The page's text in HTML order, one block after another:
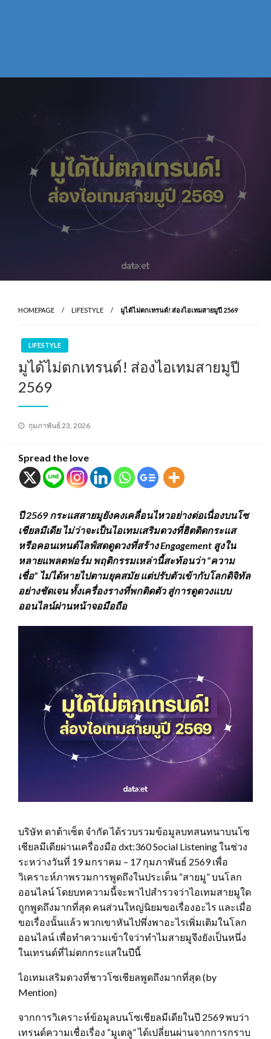
HOMEPAGE LIFESTYLE มูได้ไม่ตกเทรนด์! ส่องไอเทมสายมูปี 2569
LIFESTYLE
มูได้ไม่ตกเทรนด์! ส่องไอเทมสายมูปี
2569
Posted
กุมภาพันธ์ 23, 2026
Spread the love
ปี2569กระแสสายมูยังคงเคลื่อนไหวอย่างต่อเนื่องบนโซ
เชียลมีเดีย ไม่ว่าจะเป็นไอเทมเสริมดวงที่ฮิตติดกระแส
หรือคอนเทนต์ไลฟ์สดดูดวงที่สร้างEngagement สูงใน
หลายแพลตฟอร์ม พฤติกรรมเหล่านี้สะท้อนว่า“ความ
เชื่อ” ไม่ได้หายไปตามยุคสมัย แต่ปรับตัวเข้ากับโลกดิจิทัล
อย่างชัดเจน ทั้งเครื่องรางที่พกติดตัว สู่การดูดวงแบบ
ออนไลน์ผ่านหน้าจอมือถือ
บริษัท ดาต้าเซ็ต จำกัด ได้รวบรวมข้อมูลบทสนทนาบนโซ
เชียลมีเดียผ่านเครื่องมือ dxt:360 Social Listening ในช่วง
ระหว่างวันที่ 19 มกราคม – 17 กุมภาพันธ์ 2569 เพื่อ
วิเคราะห์ภาพรวมการพูดถึงในประเด็น “สายมู” บนโลก
ออนไลน์ โดยบทความนี้จะพาไปสำรวจว่าไอเทมสายมูใด
ถูกพูดถึงมากที่สุด คนส่วนใหญ่นิยมขอเรื่องอะไร และเมื่อ
ขอเรื่องนั้นแล้ว พวกเขาหันไปพึ่งพาอะไรเพิ่มเติมในโลก
ออนไลน์ เพื่อทำความเข้าใจว่าทำไมสายมูจึงยังเป็นหนึ่ง
ในเทรนด์ที่ไม่ตกกระแสในปีนี้
ไอเทมเสริมดวงที่ชาวโซเชียลพูดถึงมากที่สุด (by
Mention)
จากการวิเคราะห์ข้อมูลบนโซเชียลมีเดียในปี 2569 พบว่า
เทรนด์ความเชื่อเรื่อง “มูเตลู” ได้เปลี่ยนผ่านจากการกราบ